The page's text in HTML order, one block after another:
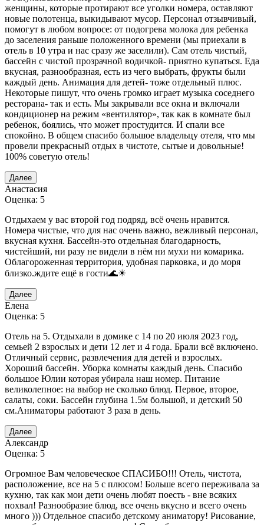
женщины, которые протирают все уголки номера, оставляют
новые полотенца, выкидывают мусор. Персонал отзывчивый,
помогут в любом вопросе: от подогрева молока для ребенка
до заселения раньше положенного времени (мы приехали в
отель в 10 утра и нас сразу же заселили). Сам отель чистый,
бассейн с чистой прозрачной водичкой- приятно купаться. Еда
вкусная, разнообразная, есть из чего выбрать, фрукты были
каждый день. Анимация для детей- тоже отдельный плюс.
Некоторые пишут, что очень громко играет музыка соседнего
ресторана- так и есть. Мы закрывали все окна и включали
кондиционер на режим «вентилятор», так как в комнате был
ребенок, боялись, что может простудится. И спали все
спокойно. В общем спасибо большое владельцу отеля, что мы
провели прекрасный отдых в чистоте, сытые и довольные!
100% советую отель!
Далее
Анастасия
Оценка: 5
Отдыхаем у вас второй год подряд, всё очень нравится.
Номера чистые, что для нас очень важно, вежливый персонал,
вкусная кухня. Бассейн-это отдельная благодарность,
чистейший, ни разу не видели в нём ни мухи ни комарика.
Облагороженная территория, удобная парковка, и до моря
близко.ждите ещё в гости🌊☀
Далее
Елена
Оценка: 5
Отель на 5. Отдыхали в домике с 14 по 20 июля 2023 год,
семьей 2 взрослых и дети 12 лет и 4 года. Брали всё включено.
Отличный сервис, развлечения для детей и взрослых.
Хороший бассейн. Уборка комнаты каждый день. Спасибо
большое Юлии которая убирала наш номер. Питание
великолепное: на выбор не сколько блюд. Первое, второе,
салаты, соки. Бассейн глубина 1.5м большой, и детский 50
см.Аниматоры работают 3 раза в день.
Далее
Александр
Оценка: 5
Огромное Вам человеческое СПАСИБО!!! Отель, чистота,
расположение, все на 5 с плюсом! Больше всего переживала за
кухню, так как мои дети очень любят поесть - вне всяких
похвал! Разнообразие блюд, все очень вкусно и всего очень
много ))) Отдельное спасибо детскому аниматору! Рисование,